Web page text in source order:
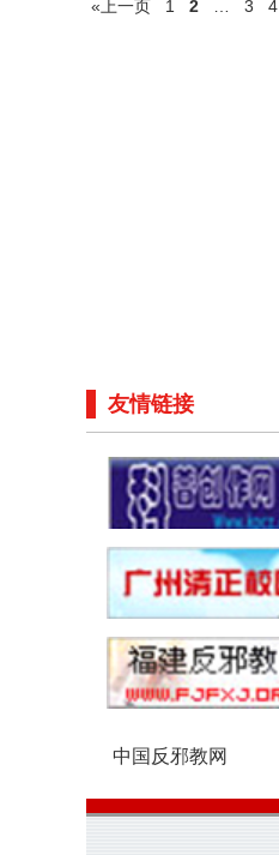
«上一页 1 2 3 4
友情链接
中国反邪教网